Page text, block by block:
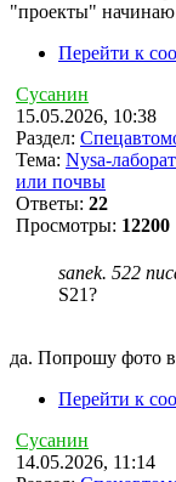
"проекты" начинаю
Перейти к
Сусанин
15.05.2026, 10:38
Раздел:
Тема: Nysa-
или почвы
Ответы: 22
Просмотры: 12200
sanek. 522
S21?
да. Попрошу фото
Перейти к
Сусанин
14.05.2026, 11:14